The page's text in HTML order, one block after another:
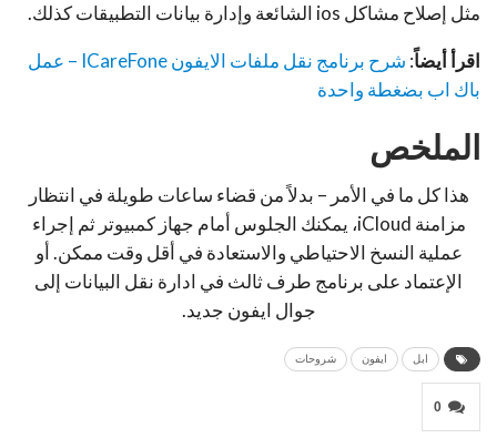
مثل إصلاح مشاكل ios الشائعة وإدارة بيانات التطبيقات كذلك.
اقرأ أيضاً:
شرح برنامج نقل ملفات الايفون ICareFone – عمل
باك اب بضغطة واحدة
الملخص
هذا كل ما في الأمر – بدلاً من قضاء ساعات طويلة في انتظار
مزامنة iCloud، يمكنك الجلوس أمام جهاز كمبيوتر ثم إجراء
عملية النسخ الاحتياطي والاستعادة في أقل وقت ممكن. أو
الإعتماد على برنامج طرف ثالث في ادارة نقل البيانات إلى
جوال ايفون جديد.
ابل ايفون شروحات
0